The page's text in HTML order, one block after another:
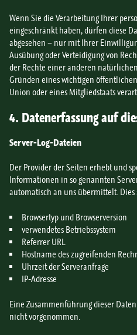
Wenn Sie die Verarbeitung Ihrer
eingeschränkt haben, dürfen diese
abgesehen – nur mit Ihrer
Ausübung oder Verteidigung von
der Rechte einer anderen
Gründen eines wichtigen
Union oder eines Mitgliedstaats
4. Datenerfassung auf
Server-Log-Dateien
Der Provider der Seiten erhebt und
Informationen in so genannten
automatisch an uns übermittelt. Dies
Browsertyp und Browserversion
verwendetes Betriebssystem
Referrer URL
Hostname des zugreifenden
Uhrzeit der Serveranfrage
IP-Adresse
Eine Zusammenführung dieser
nicht vorgenommen.